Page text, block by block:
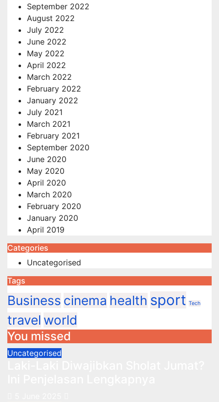
September 2022
August 2022
July 2022
June 2022
May 2022
April 2022
March 2022
February 2022
January 2022
July 2021
March 2021
February 2021
September 2020
June 2020
May 2020
April 2020
March 2020
February 2020
January 2020
April 2019
Categories
Uncategorised
Tags
Business cinema health sport Tech
travel world
You missed
Uncategorised